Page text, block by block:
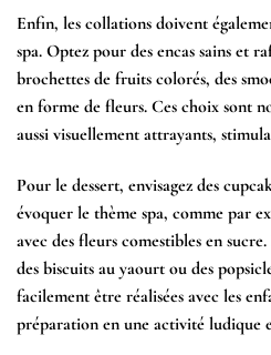
Enfin, les collations doivent
spa. Optez pour des encas sains et
brochettes de fruits colorés, des
en forme de fleurs. Ces choix sont
aussi visuellement attrayants,
Pour le dessert, envisagez des
évoquer le thème spa, comme par
avec des fleurs comestibles en
des biscuits au yaourt ou des
facilement être réalisées avec les
préparation en une activité ludique